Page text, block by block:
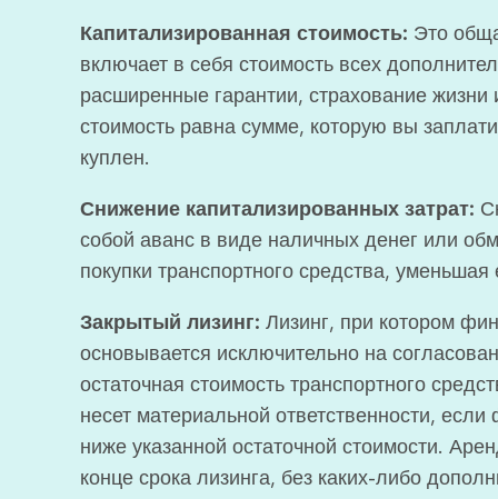
Капитализированная стоимость: Это
включает в себя стоимость всех
расширенные гарантии, страхование
стоимость равна сумме, которую вы
куплен.
Снижение капитализированных затрат:
собой аванс в виде наличных денег или
покупки транспортного средства,
Закрытый лизинг: Лизинг, при котором
основывается исключительно на
остаточная стоимость транспортного
несет материальной ответственности,
ниже указанной остаточной стоимости.
конце срока лизинга, без каких-либо